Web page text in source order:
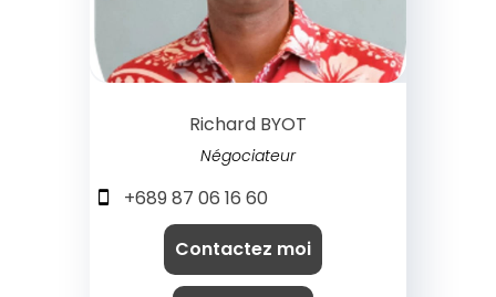
Richard BYOT
Négociateur
+689 87 06 16 60
Contactez moi